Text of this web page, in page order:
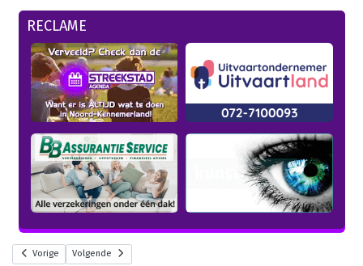
RECLAME
Vorige Volgende